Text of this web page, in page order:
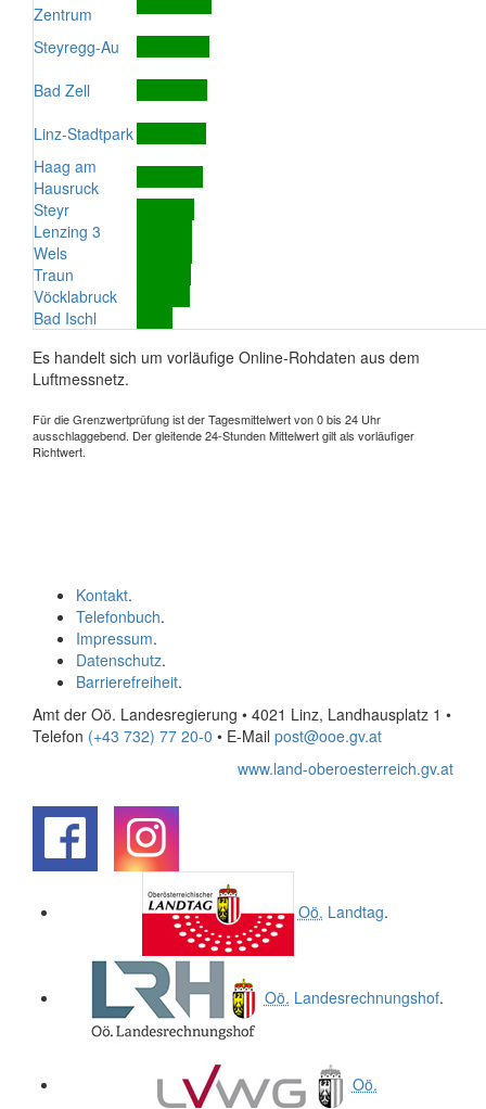
Zentrum
Steyregg-Au
Bad Zell
Linz-Stadtpark
Haag am
Hausruck
Steyr
Lenzing 3
Wels
Traun
Vöcklabruck
Bad Ischl
Es handelt sich um vorläufige Online-Rohdaten aus dem
Luftmessnetz.
Für die Grenzwertprüfung ist der Tagesmittelwert von 0 bis 24 Uhr
ausschlaggebend. Der gleitende 24-Stunden Mittelwert gilt als vorläufiger
Richtwert.
Kontakt.
Telefonbuch.
Impressum.
Datenschutz.
Barrierefreiheit.
Amt der Oö. Landesregierung • 4021 Linz, Landhausplatz 1 •
Telefon (+43 732) 77 20-0 • E-Mail post@ooe.gv.at
www.land-oberoesterreich.gv.at
Oö. Landtag.
Oö. Landesrechnungshof.
Oö.